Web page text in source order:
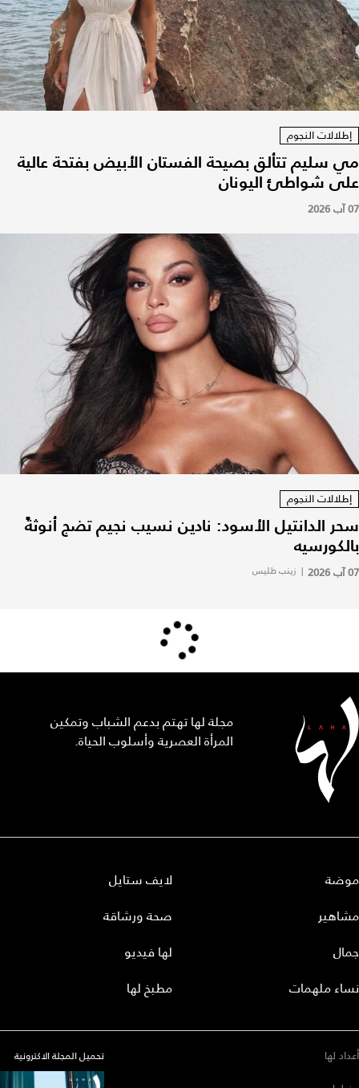
إطلالات النجوم
مي سليم تتألق بصيحة الفستان الأبيض بفتحة عالية
على شواطئ اليونان
07 آب 2026
إطلالات النجوم
سحر الدانتيل الأسود: نادين نسيب نجيم تضج أنوثةً
بالكورسيه
07 آب 2026 | زينب طليس
مجلة لها تهتم بدعم الشباب وتمكين
المرأة العصرية وأسلوب الحياة.
موضة
مشاهير
جمال
نساء ملهمات
لايف ستايل
صحة ورشاقة
لها فيديو
مطبخ لها
أعداد لها
تحميل المجلة الاكترونية